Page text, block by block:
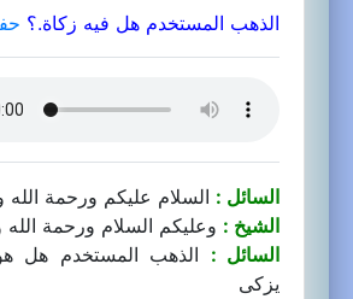
الذهب المستخدم هل فيه زكاة.؟
السائل : السلام عليكم ورحمة الله
الشيخ : وعليكم السلام ورحمة الله
السائل : الذهب المستخدم هل
يزكى